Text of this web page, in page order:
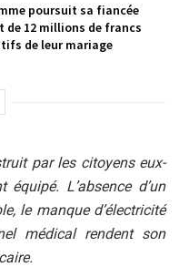
poursuit sa fiancée
de 12 millions de francs
de leur mariage
par les citoyens eux-
L’absence d’un
le manque d’électricité
médical rendent son